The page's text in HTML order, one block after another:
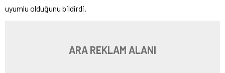
uyumlu olduğunu bildirdi.
ARA REKLAM ALANI